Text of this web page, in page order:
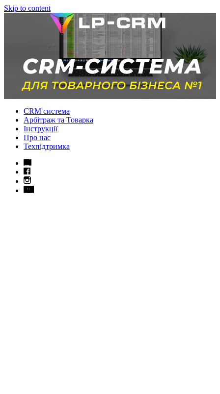
Skip to content
CRM система
Арбітраж та Товарка
Інструкції
Про нас
Техпідтримка